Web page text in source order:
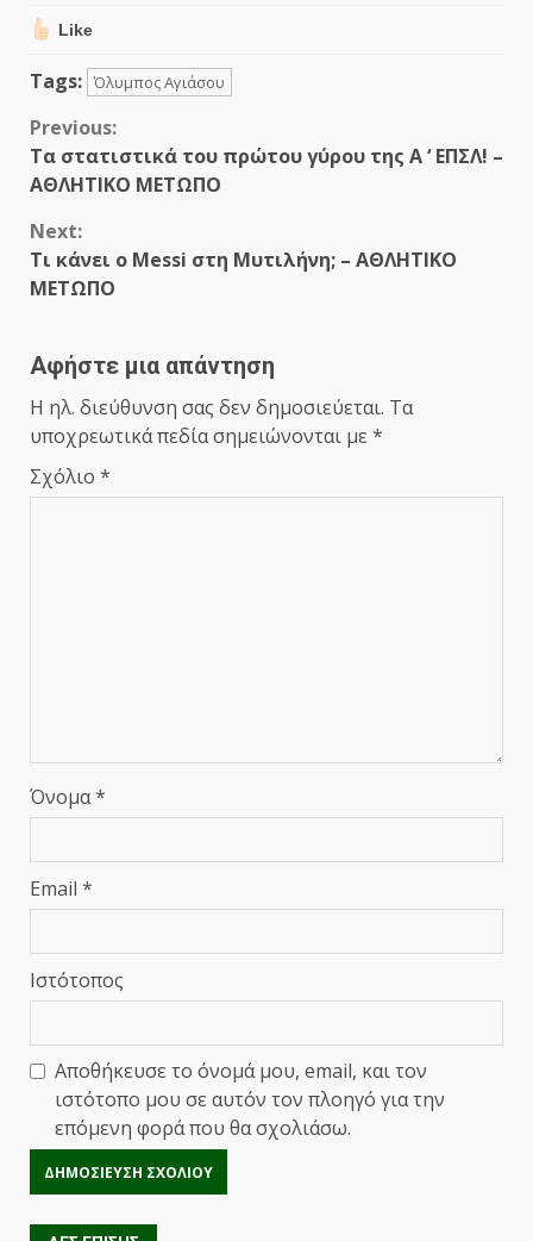
Like
Tags: Όλυμπος Αγιάσου
Continue
Reading
Previous:
Tα στατιστικά του πρώτου γύρου της Α ‘ ΕΠΣΛ! –
ΑΘΛΗΤΙΚΟ ΜΕΤΩΠΟ
Next:
Τι κάνει ο Messi στη Μυτιλήνη; – ΑΘΛΗΤΙΚΟ
ΜΕΤΩΠΟ
Αφήστε μια απάντηση
Η ηλ. διεύθυνση σας δεν δημοσιεύεται. Τα
υποχρεωτικά πεδία σημειώνονται με *
Σχόλιο *
Όνομα*
Email *
Ιστότοπος
Αποθήκευσε το όνομά μου, email, και τον
ιστότοπο μου σε αυτόν τον πλοηγό για την
επόμενη φορά που θα σχολιάσω.